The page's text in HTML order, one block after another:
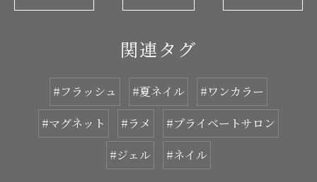
関連タグ
#フラッシュ #夏ネイル
#ワンカラー
#マグネット
#ラメ
#プライベートサロン
#ジェル
#ネイル